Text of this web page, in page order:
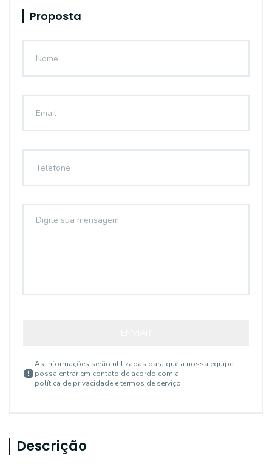
Proposta
As informações serão utilizadas para que a nossa equipe
possa entrar em contato de acordo com a
política de privacidade e termos de serviço
Descrição